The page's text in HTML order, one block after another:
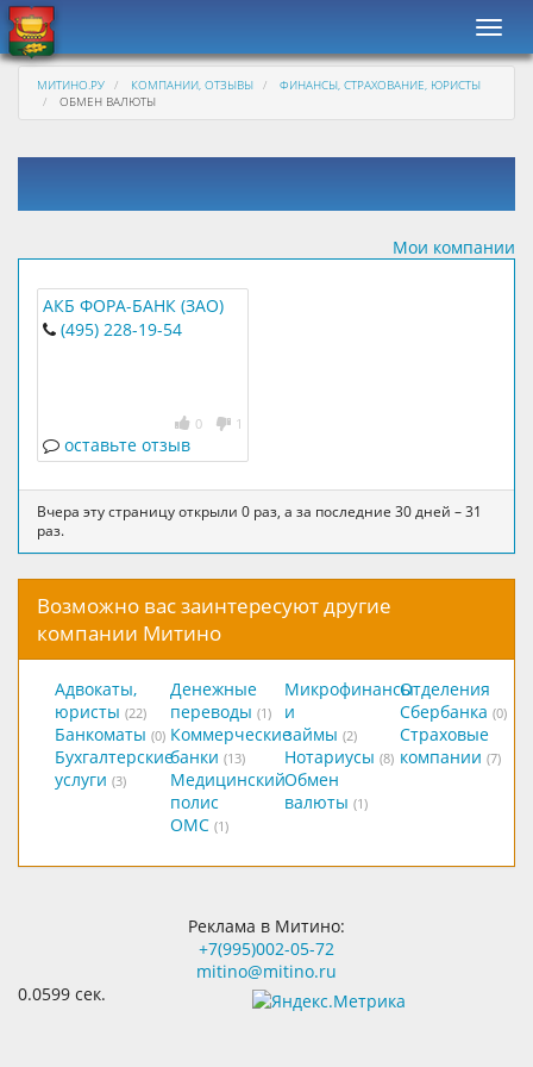
МИТИНО.РУ КОМПАНИИ, ОТЗЫВЫ
ФИНАНСЫ, СТРАХОВАНИЕ, ЮРИСТЫ
ОБМЕН ВАЛЮТЫ
Мои компании
АКБ ФОРА-БАНК (ЗАО)
(495) 228-19-54
0 1
оставьте отзыв
Вчера эту страницу открыли 0 раз, а за последние 30 дней – 31
раз.
Возможно вас заинтересуют другие
компании Митино
Адвокаты,
юристы (22)
Банкоматы (0)
Бухгалтерские
услуги (3)
Денежные
переводы (1)
Коммерческие
банки (13)
Медицинский
полис
ОМС (1)
Микрофинансы
и
займы (2)
Нотариусы (8)
Обмен
валюты (1)
Отделения
Сбербанка (0)
Страховые
компании (7)
Реклама в Митино:
+7(995)002-05-72
mitino@mitino.ru
0.0599 сек.